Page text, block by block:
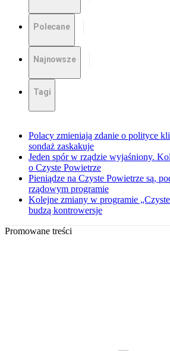
Polecane
Najnowsze
Tagi
Polacy zmieniają zdanie o polityce
sondaż zaskakuje
Jeden spór w rządzie wyjaśniony.
o Czyste Powietrze
Pieniądze na Czyste Powietrze są,
rządowym programie
Kolejne zmiany w programie
budzą kontrowersje
Promowane treści